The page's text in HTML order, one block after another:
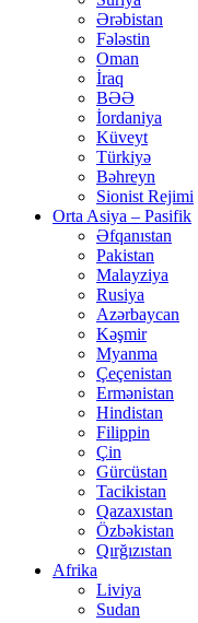
Ərəbistan
Fələstin
Oman
İraq
BƏƏ
İordaniya
Küveyt
Türkiyə
Bəhreyn
Sionist Rejimi
Orta Asiya – Pasifik
Əfqanıstan
Pakistan
Malayziya
Rusiya
Azərbaycan
Kəşmir
Myanma
Çeçenistan
Ermənistan
Hindistan
Filippin
Çin
Gürcüstan
Tacikistan
Qazaxıstan
Özbəkistan
Qırğızıstan
Afrika
Liviya
Sudan